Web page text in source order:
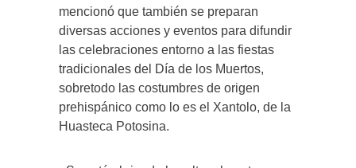
mencionó que también se preparan
diversas acciones y eventos para difundir
las celebraciones entorno a las fiestas
tradicionales del Día de los Muertos,
sobretodo las costumbres de origen
prehispánico como lo es el Xantolo, de la
Huasteca Potosina.